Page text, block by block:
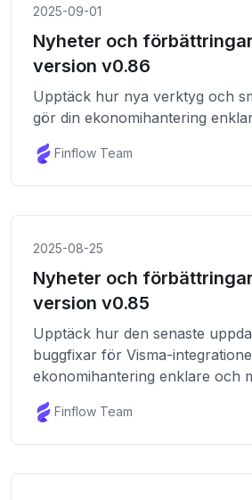
2025-09-01
Nyheter och
version v0.86
Upptäck hur nya verktyg och
gör din ekonomihantering
Finflow Team
2025-08-25
Nyheter och
version v0.85
Upptäck hur den senaste
buggfixar för Visma-
ekonomihantering enklare och
Finflow Team